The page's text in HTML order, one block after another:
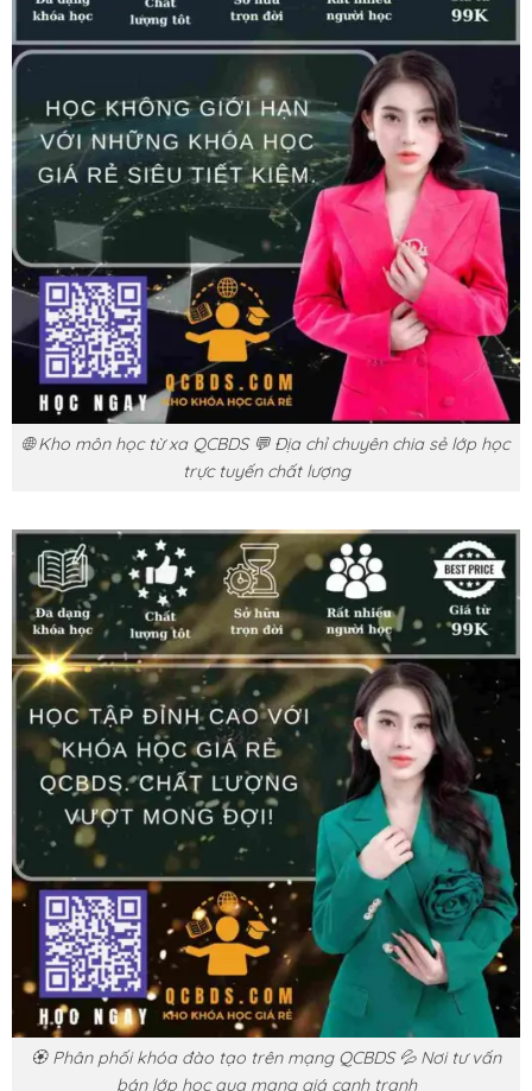
🌐 Kho môn học từ xa QCBDS 💬 Địa chỉ chuyên chia sẻ lớp học
trực tuyến chất lượng
🏵️ Phân phối khóa đào tạo trên mạng QCBDS 💦 Nơi tư vấn
bán lớp học qua mạng giá cạnh tranh